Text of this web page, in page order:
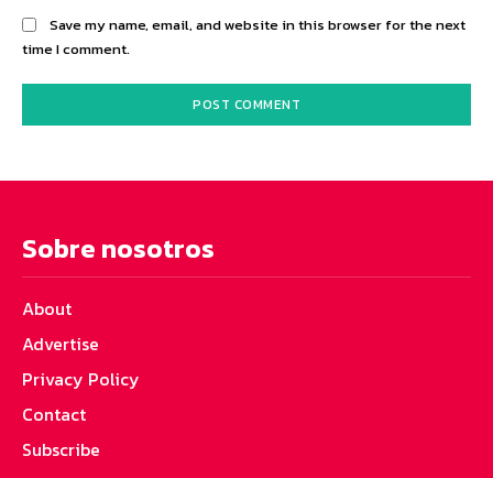
Save my name, email, and website in this browser for the next
time I comment.
Sobre nosotros
About
Advertise
Privacy Policy
Contact
Subscribe